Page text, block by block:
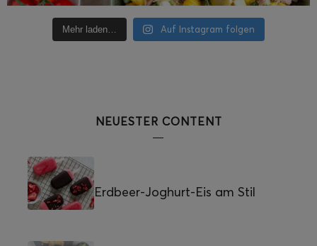
Mehr laden… Auf Instagram folgen
NEUESTER CONTENT
Erdbeer-Joghurt-Eis am Stil